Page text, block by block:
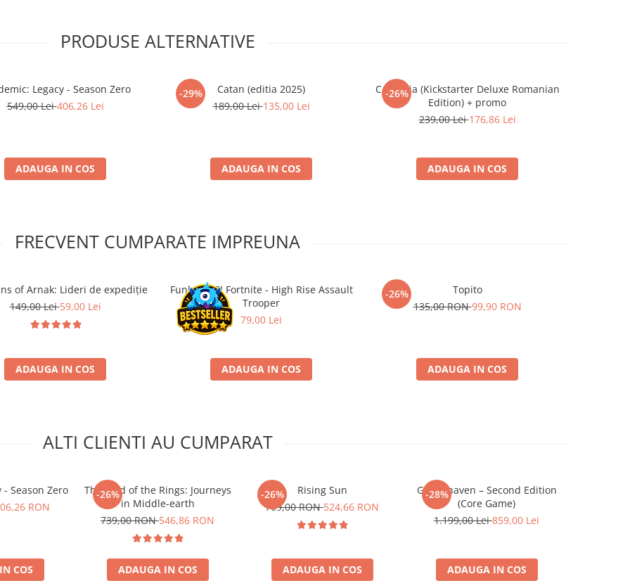
PRODUSE ALTERNATIVE
Legacy - Season Zero
549,00 Lei406,26 Lei
ADAUGA IN COS
-29%
Catan (editia 2025)
189,00 Lei135,00 Lei
ADAUGA IN COS
-26%
Cascadia (Kickstarter Deluxe Romanian
Edition) + promo
239,00 Lei176,86 Lei
ADAUGA IN COS
FRECVENT CUMPARATE IMPREUNA
of Arnak: Lideri de expediție
149,00 Lei59,00 Lei
ADAUGA IN COS
Funko POP! Fortnite - High Rise Assault
Trooper
79,00 Lei
ADAUGA IN COS
-26%
Topito
135,00 RON99,90 RON
ADAUGA IN COS
ALTI CLIENTI AU CUMPARAT
- Season Zero
RON
COS
-26%
The Lord of the Rings: Journeys
in Middle-earth
739,00 RON546,86 RON
ADAUGA IN COS
-26%
Rising Sun
709,00 RON524,66 RON
ADAUGA IN COS
-28%
Gloomhaven – Second Edition
(Core Game)
1.199,00 Lei859,00 Lei
ADAUGA IN COS